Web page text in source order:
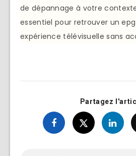
de dépannage à votre
essentiel pour retrouver un
expérience télévisuelle sans
Partagez